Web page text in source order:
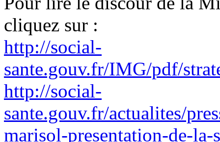
cliquez sur :
http://social-
sante.gouv.fr/IMG/pdf/
http://social-
sante.gouv.fr/actualites/
marisol-presentation-de-